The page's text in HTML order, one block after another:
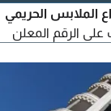
الملابس الحريمي
على الرقم المعلن